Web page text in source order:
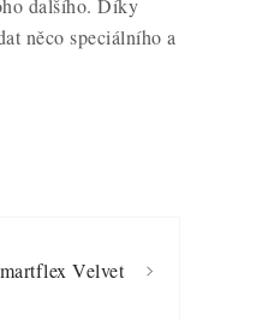
dalšího. Díky
něco speciálního a
Velvet